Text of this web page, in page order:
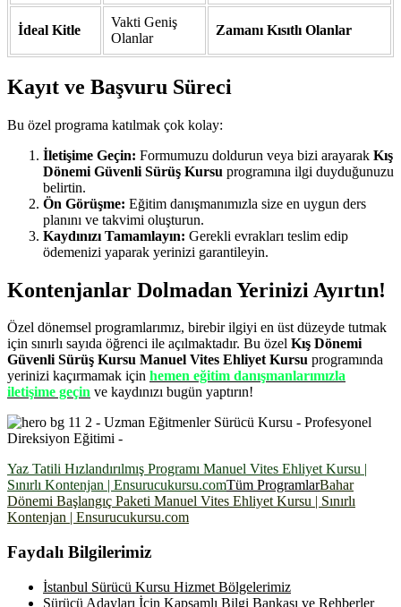
İdeal Kitle
Vakti Geniş
Olanlar
Zamanı Kısıtlı Olanlar
Kayıt ve Başvuru Süreci
Bu özel programa katılmak çok kolay:
İletişime Geçin: Formumuzu doldurun veya bizi arayarak Kış
Dönemi Güvenli Sürüş Kursu programına ilgi duyduğunuzu
belirtin.
Ön Görüşme: Eğitim danışmanımızla size en uygun ders
planını ve takvimi oluşturun.
Kaydınızı Tamamlayın: Gerekli evrakları teslim edip
ödemenizi yaparak yerinizi garantileyin.
Kontenjanlar Dolmadan Yerinizi Ayırtın!
Özel dönemsel programlarımız, birebir ilgiyi en üst düzeyde tutmak
için sınırlı sayıda öğrenci ile açılmaktadır. Bu özel Kış Dönemi
Güvenli Sürüş Kursu Manuel Vites Ehliyet Kursu programında
yerinizi kaçırmamak için hemen eğitim danışmanlarımızla
iletişime geçin ve kaydınızı bugün yaptırın!
Yaz Tatili Hızlandırılmış Programı Manuel Vites Ehliyet Kursu |
Sınırlı Kontenjan | Ensurucukursu.comTüm ProgramlarBahar
Dönemi Başlangıç Paketi Manuel Vites Ehliyet Kursu | Sınırlı
Kontenjan | Ensurucukursu.com
Faydalı Bilgilerimiz
İstanbul Sürücü Kursu Hizmet Bölgelerimiz
Sürücü Adayları İçin Kapsamlı Bilgi Bankası ve Rehberler